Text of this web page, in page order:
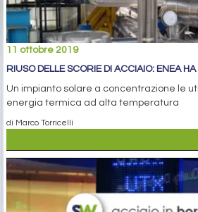
11 ottobre 2019
RIUSO DELLE SCORIE DI ACCIAIO: ENEA
Un impianto solare a concentrazione le
energia termica ad alta temperatura
di Marco Torricelli